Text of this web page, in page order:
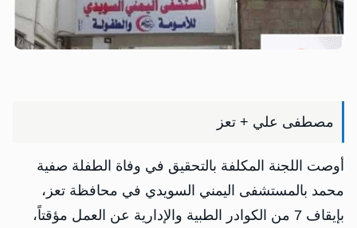
مصطفى علي + تعز
أوصت اللجنة المكلفة بالتحقيق في وفاة الطفلة صفية
محمد بالمستشفى اليمني السويدي في محافظة تعز،
بإيقاف 7 من الكوادر الطبية والإدارية عن العمل مؤقتاً،